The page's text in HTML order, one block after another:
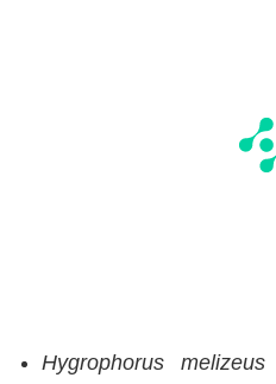
Hygrophorus melizeus